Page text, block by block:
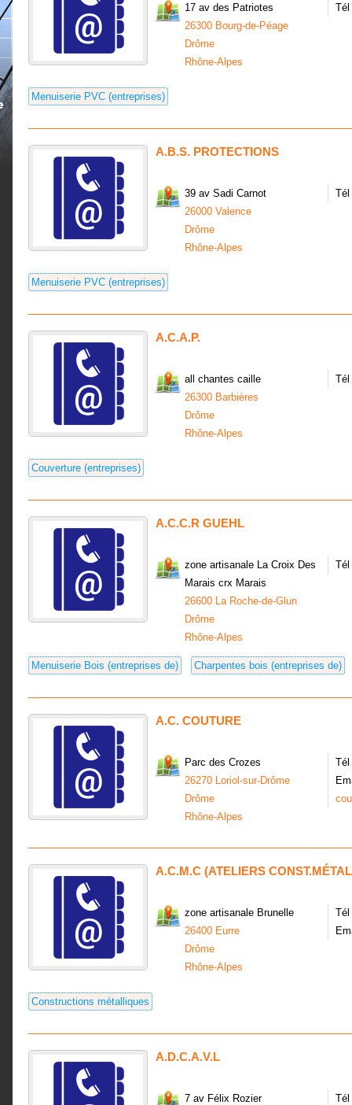
17 av des Patriotes
26300 Bourg-de-Péage
Drôme
Rhône-Alpes
Tél
Menuiserie PVC (entreprises)
A.B.S. PROTECTIONS
39 av Sadi Carnot
26000 Valence
Drôme
Rhône-Alpes
Tél
Menuiserie PVC (entreprises)
A.C.A.P.
all chantes caille
26300 Barbières
Drôme
Rhône-Alpes
Tél
Couverture (entreprises)
A.C.C.R GUEHL
zone artisanale La Croix Des
Marais crx Marais
26600 La Roche-de-Glun
Drôme
Rhône-Alpes
Tél
Menuiserie Bois (entreprises de) Charpentes bois (entreprises de)
A.C. COUTURE
Parc des Crozes
26270 Loriol-sur-Drôme
Drôme
Rhône-Alpes
Tél
A.C.M.C (ATELIERS
zone artisanale Brunelle
26400 Eurre
Drôme
Rhône-Alpes
Tél
Constructions métalliques
A.D.C.A.V.L
7 av Félix Rozier
Tél